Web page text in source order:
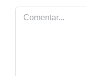
Comentar